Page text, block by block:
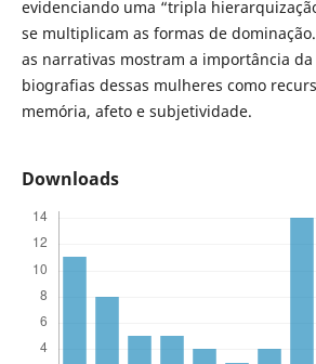
evidenciando uma “tripla
se multiplicam as formas de
as narrativas mostram a importância da
biografias dessas mulheres como
memória, afeto e subjetividade.
Downloads